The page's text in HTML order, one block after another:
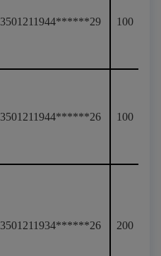
3501211944******29 100
3501211944******26 100
3501211934******26 200